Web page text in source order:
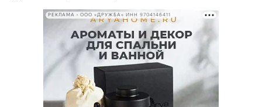
РЕКЛАМА • ООО «ДРУЖБА» ИНН 9704146411